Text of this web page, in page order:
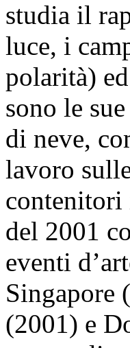
studia il
luce, i
polarità)
sono le
di neve,
lavoro
contenitori
del 2001
eventi
Singapore
(2001) e